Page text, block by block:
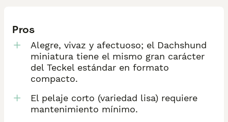
Pros
Alegre, vivaz y afectuoso; el Dachshund
miniatura tiene el mismo gran carácter
del Teckel estándar en formato
compacto.
El pelaje corto (variedad lisa) requiere
mantenimiento mínimo.